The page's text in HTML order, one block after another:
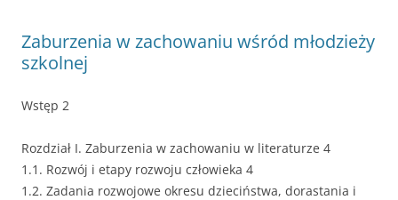
Zaburzenia w zachowaniu wśród młodzieży
szkolnej
Wstęp 2
Rozdział I. Zaburzenia w zachowaniu w literaturze 4
1.1. Rozwój i etapy rozwoju człowieka 4
1.2. Zadania rozwojowe okresu dzieciństwa, dorastania i